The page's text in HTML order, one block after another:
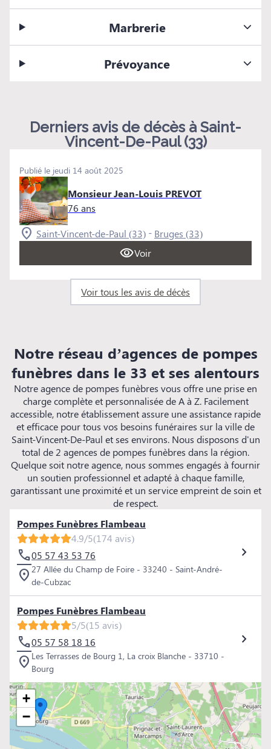
Marbrerie
Prévoyance
Derniers avis de décès à Saint-
Vincent-De-Paul (33)
Publié le jeudi 14 août 2025
Monsieur Jean-Louis PREVOT
76 ans
Saint-Vincent-de-Paul (33) - Bruges (33)
Voir
Voir tous les avis de décès
Notre réseau d’agences de pompes
funèbres dans le 33 et ses alentours
Notre agence de pompes funèbres vous offre une prise en
charge complète et personnalisée de A à Z. Facilement
accessible, notre établissement assure une assistance rapide
et efficace pour tous vos besoins funéraires sur la ville de
Saint-Vincent-De-Paul et ses environs. Nous disposons d'un
total de 2 agences de pompes funèbres dans la région.
Quelque soit notre agence, nous sommes engagés à fournir
un soutien professionnel et adapté à chaque famille,
garantissant une proximité et un service empreint de soin et
de respect.
Pompes Funèbres Flambeau
4.9/5(174 avis)
05 57 43 53 76
27 Allée du Champ de Foire - 33240 - Saint-André-
de-Cubzac
Pompes Funèbres Flambeau
5/5(15 avis)
05 57 58 18 16
Les Terrasses de Bourg 1, La croix Blanche - 33710 -
Bourg
+
−